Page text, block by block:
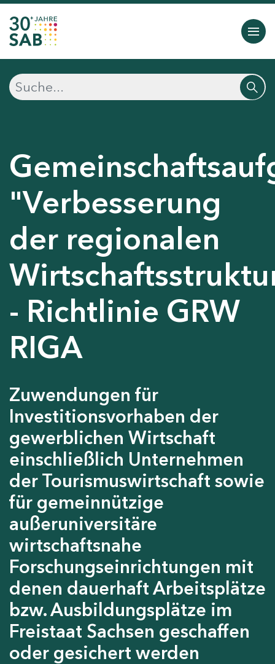
"Verbesserung
der regionalen
- Richtlinie GRW
RIGA
Zuwendungen für
Investitionsvorhaben der
gewerblichen Wirtschaft
einschließlich Unternehmen
der Tourismuswirtschaft sowie
für gemeinnützige
außeruniversitäre
wirtschaftsnahe
Forschungseinrichtungen mit
denen dauerhaft Arbeitsplätze
bzw. Ausbildungsplätze im
Freistaat Sachsen geschaffen
oder gesichert werden